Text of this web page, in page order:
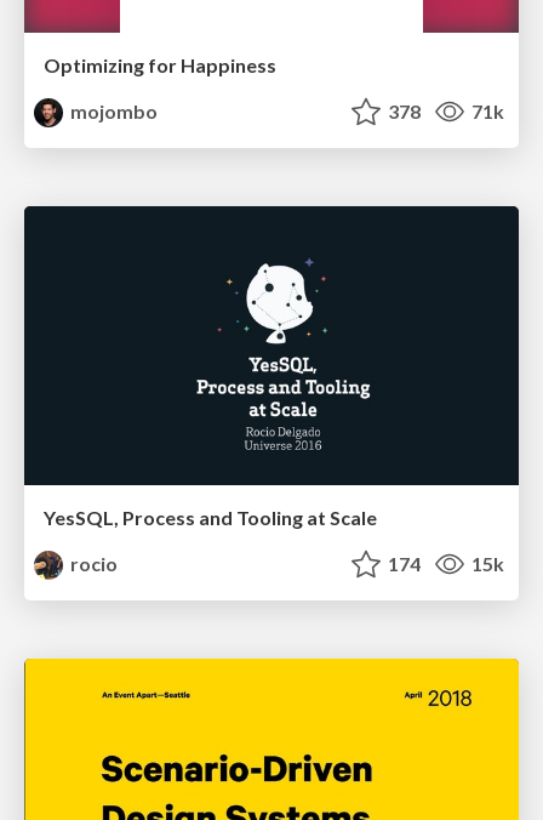
Optimizing for Happiness
mojombo
378 71k
YesSQL, Process and Tooling at Scale
rocio
174 15k